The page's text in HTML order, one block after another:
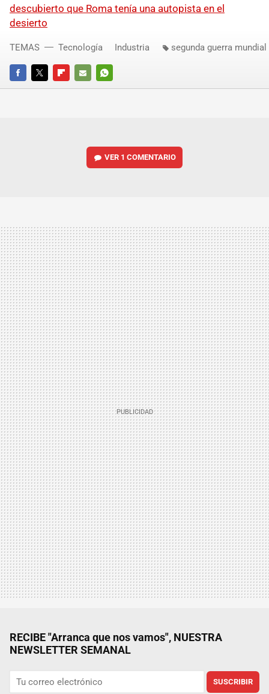
descubierto que Roma tenía una autopista en el
desierto
FACEBOOKTWITTERFLIPBOARD
E-
WHATSAPP
TEMAS Tecnología Industria segunda guerra mundial
VER 1 COMENTARIO
RECIBE "Arranca que nos vamos", NUESTRA
NEWSLETTER SEMANAL
SUSCRIBIR